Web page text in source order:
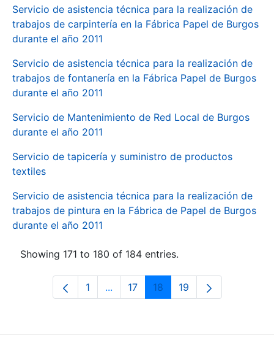
Servicio de asistencia técnica para la realización de
trabajos de carpintería en la Fábrica Papel de Burgos
durante el año 2011
Servicio de asistencia técnica para la realización de
trabajos de fontanería en la Fábrica Papel de Burgos
durante el año 2011
Servicio de Mantenimiento de Red Local de Burgos
durante el año 2011
Servicio de tapicería y suministro de productos
textiles
Servicio de asistencia técnica para la realización de
trabajos de pintura en la Fábrica de Papel de Burgos
durante el año 2011
Showing 171 to 180 of 184 entries.
Page
1 ...Intermediate Pages Use TAB to
Page
17 Page
18 Page
19